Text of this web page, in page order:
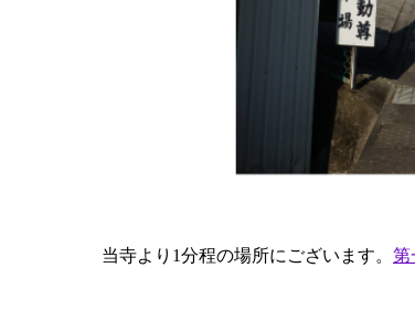
当寺より1分程の場所にございます。 第